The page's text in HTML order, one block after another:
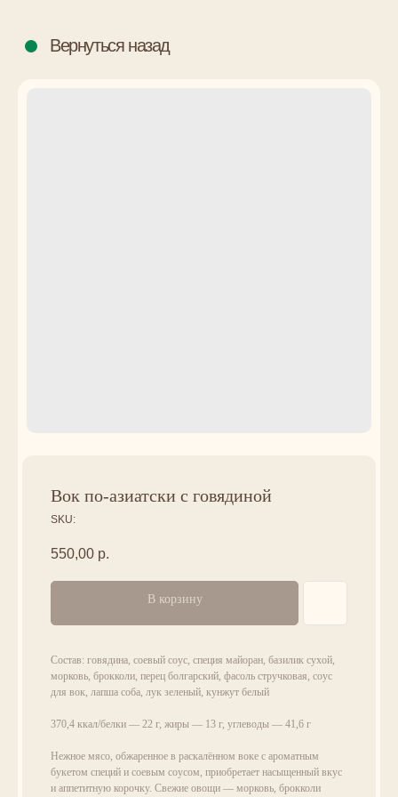
Вок по-азиатски с говядиной
SKU:
550,00 р.
В корзину
Состав: говядина, соевый соус, специя майоран, базилик сухой,
морковь, брокколи, перец болгарский, фасоль стручковая, соус
для вок, лапша соба, лук зеленый, кунжут белый
370,4 ккал/белки — 22 г, жиры — 13 г, углеводы — 41,6 г
Нежное мясо, обжаренное в раскалённом воке с ароматным
букетом специй и соевым соусом, приобретает насыщенный вкус
и аппетитную корочку. Свежие овощи — морковь, брокколи